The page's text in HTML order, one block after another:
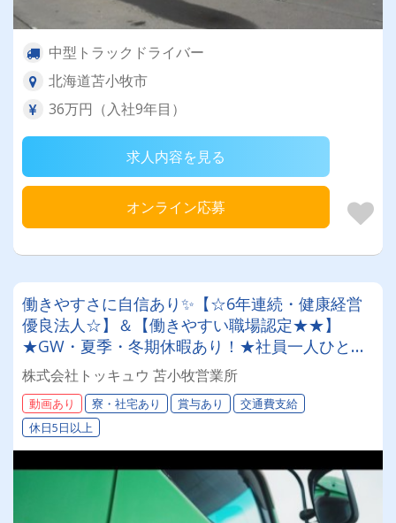
中型トラックドライバー
北海道苫小牧市
36万円（入社9年目）
求人内容を見る
オンライン応募
働きやすさに自信あり✨【☆6年連続・健康経営
優良法人☆】＆【働きやすい職場認定★★】
★GW・夏季・冬期休暇あり！★社員一人ひとり
を大切にする昭和34年設立の安定企業！＜未経験
者も大歓迎！トレーラードライバー＞
株式会社トッキュウ 苫小牧営業所
動画あり 寮・社宅あり 賞与あり
交通費支給
休日5日以上